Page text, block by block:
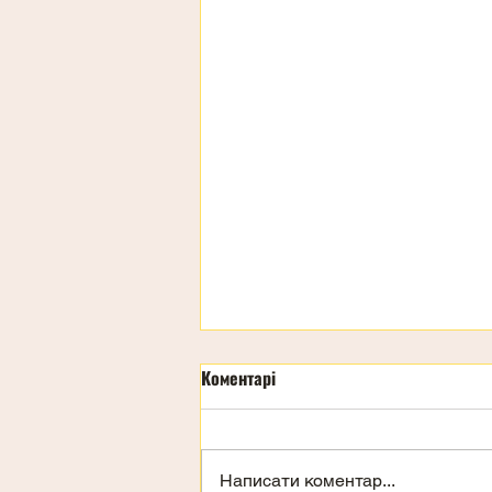
День дітей
Коментарі
Написати коментар...